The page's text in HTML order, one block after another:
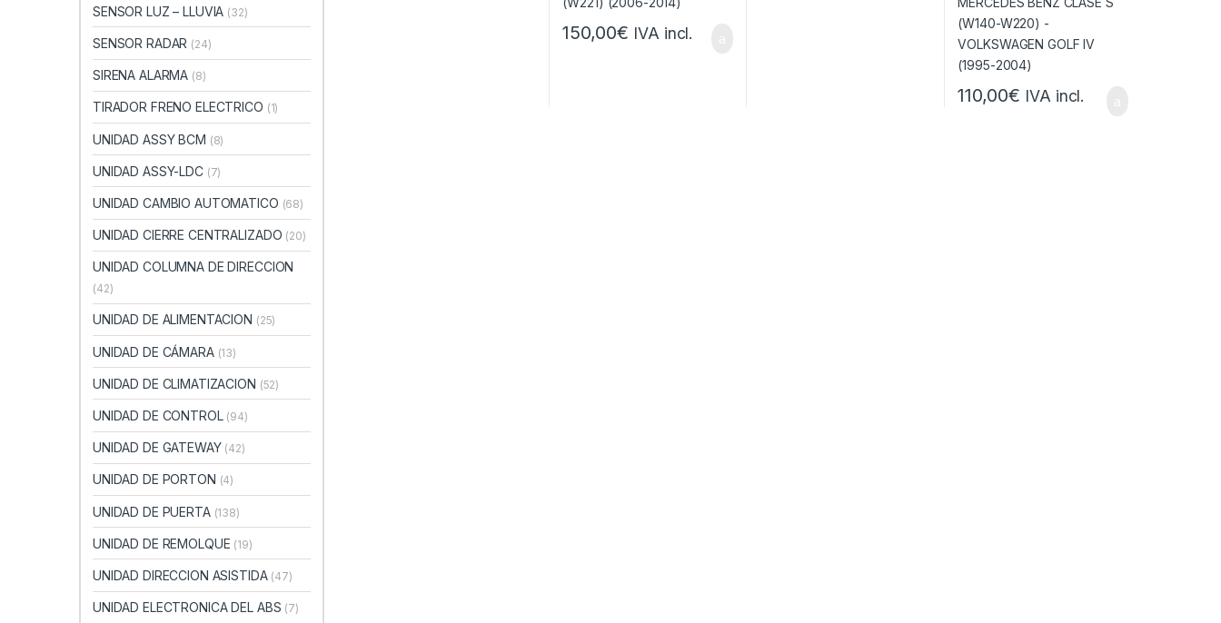
150,00€ IVA incl.
110,00€ IVA incl.
SENSOR LUZ – LLUVIA (32)
SENSOR RADAR (24)
SIRENA ALARMA (8)
TIRADOR FRENO ELECTRICO (1)
UNIDAD ASSY BCM (8)
UNIDAD ASSY-LDC (7)
UNIDAD CAMBIO AUTOMATICO (68)
UNIDAD CIERRE CENTRALIZADO (20)
UNIDAD COLUMNA DE DIRECCION
(42)
UNIDAD DE ALIMENTACION (25)
UNIDAD DE CÁMARA (13)
UNIDAD DE CLIMATIZACION (52)
UNIDAD DE CONTROL (94)
UNIDAD DE GATEWAY (42)
UNIDAD DE PORTON (4)
UNIDAD DE PUERTA (138)
UNIDAD DE REMOLQUE (19)
UNIDAD DIRECCION ASISTIDA (47)
UNIDAD ELECTRONICA DEL ABS (7)